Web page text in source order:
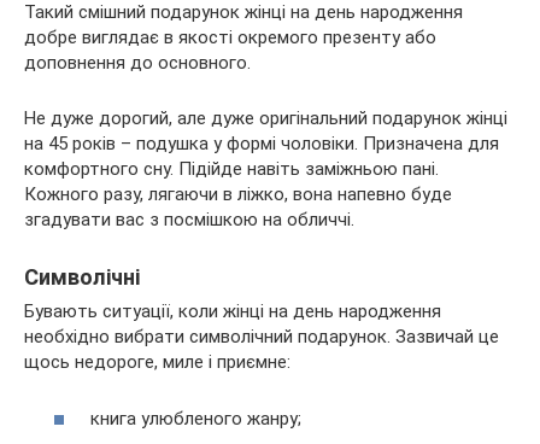
Такий смішний подарунок жінці на день народження
добре виглядає в якості окремого презенту або
доповнення до основного.
Не дуже дорогий, але дуже оригінальний подарунок жінці
на 45 років – подушка у формі чоловіки. Призначена для
комфортного сну. Підійде навіть заміжньою пані.
Кожного разу, лягаючи в ліжко, вона напевно буде
згадувати вас з посмішкою на обличчі.
Символічні
Бувають ситуації, коли жінці на день народження
необхідно вибрати символічний подарунок. Зазвичай це
щось недороге, миле і приємне:
книга улюбленого жанру;